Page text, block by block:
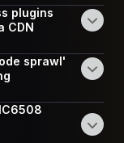
plugins
CDN
sprawl'